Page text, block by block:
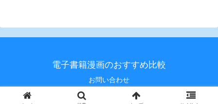
電子書籍漫画のおすすめ比較
お問い合わせ
© 2020 電子書籍漫画のおすすめ比較.